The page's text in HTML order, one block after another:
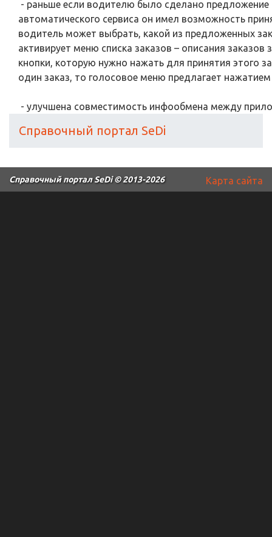
- раньше если водителю было сделано предложение
автоматического сервиса он имел возможность
водитель может выбрать, какой из предложенных
активирует меню списка заказов – описания
кнопки, которую нужно нажать для принятия этого
один заказ, то голосовое меню предлагает нажатием
- улучшена совместимость инфообмена между
Справочный портал SeDi
Карта сайта
Справочный портал SeDi© 2013-2026